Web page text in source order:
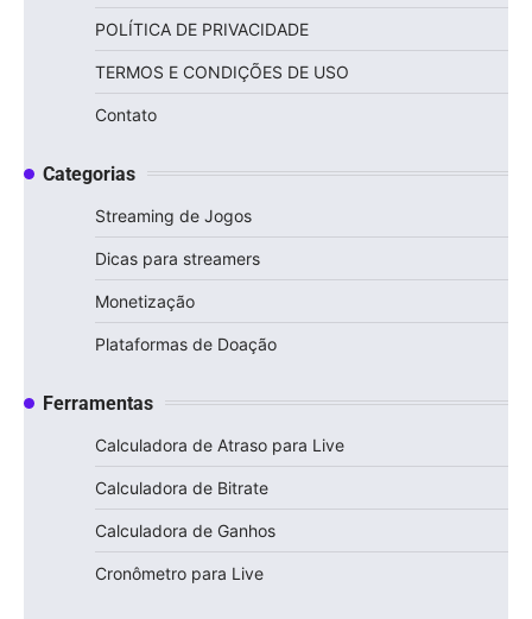
POLÍTICA DE PRIVACIDADE
TERMOS E CONDIÇÕES DE USO
Contato
Categorias
Streaming de Jogos
Dicas para streamers
Monetização
Plataformas de Doação
Ferramentas
Calculadora de Atraso para Live
Calculadora de Bitrate
Calculadora de Ganhos
Cronômetro para Live